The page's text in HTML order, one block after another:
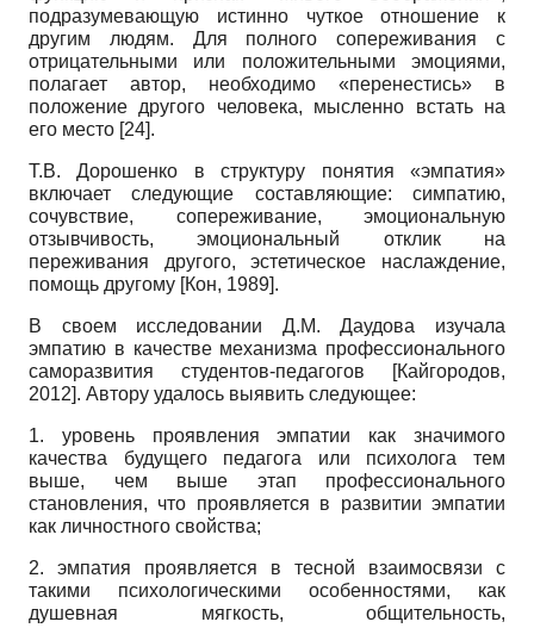
подразумевающую истинно чуткое отношение к
другим людям. Для полного сопереживания с
отрицательными или положительными эмоциями,
полагает автор, необходимо «перенестись» в
положение другого человека, мысленно встать на
его место [24].
Т.В. Дорошенко в структуру понятия «эмпатия»
включает следующие составляющие: симпатию,
сочувствие, сопереживание, эмоциональную
отзывчивость, эмоциональный отклик на
переживания другого, эстетическое наслаждение,
помощь другому [Кон, 1989].
В своем исследовании Д.М. Даудова изучала
эмпатию в качестве механизма профессионального
саморазвития студентов-педагогов
[Кайгородов,
2012]. Автору удалось выявить следующее:
1. уровень проявления эмпатии как значимого
качества будущего педагога или психолога тем
выше, чем выше этап профессионального
становления, что проявляется в развитии эмпатии
как личностного свойства;
2. эмпатия проявляется в тесной взаимосвязи с
такими психологическими особенностями, как
душевная мягкость, общительность,